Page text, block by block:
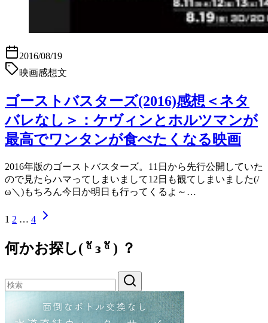
2016/08/19
映画感想文
ゴーストバスターズ(2016)感想＜ネタ
バレなし＞：ケヴィンとホルツマンが
最高でワンタンが食べたくなる映画
2016年版のゴーストバスターズ。11日から先行公開していた
ので見たらハマってしまいまして12日も観てしまいました(/
ω＼)もちろん今日か明日も行ってくるよ～…
1 2 … 4
何かお探し( ᵅั ᴈ ᵅั ) ？